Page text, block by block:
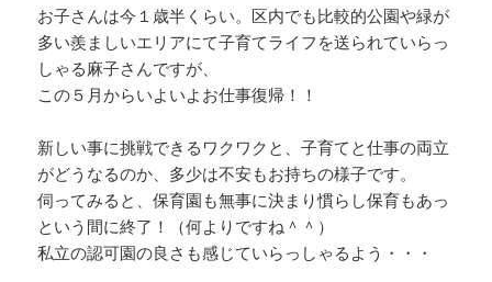
お子さんは今１歳半くらい。区内でも比較的公園や緑が
多い羨ましいエリアにて子育てライフを送られていらっ
しゃる麻子さんですが、
この５月からいよいよお仕事復帰！！
新しい事に挑戦できるワクワクと、子育てと仕事の両立
がどうなるのか、多少は不安もお持ちの様子です。
伺ってみると、保育園も無事に決まり慣らし保育もあっ
という間に終了！（何よりですね＾＾）
私立の認可園の良さも感じていらっしゃるよう・・・